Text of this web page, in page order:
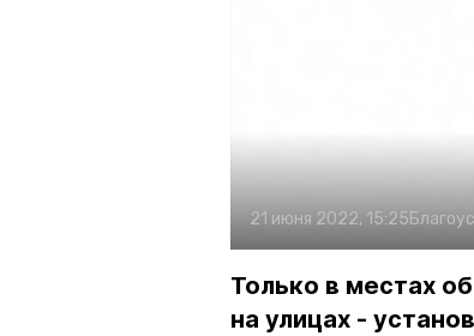
21 июня 2022, 15:25
Только в местах
на улицах -